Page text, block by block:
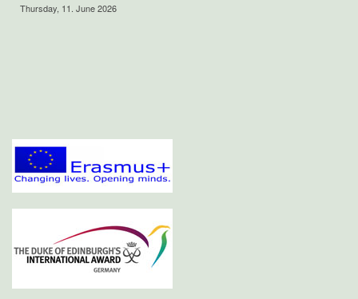
Thursday, 11. June 2026